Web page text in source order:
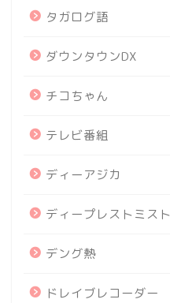
タガログ語
ダウンタウンDX
チコちゃん
テレビ番組
ディーアジカ
ディープレストミスト
デング熱
ドレイブレコーダー